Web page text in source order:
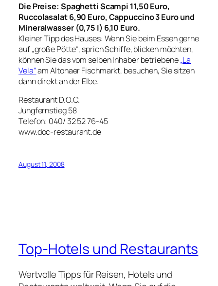
Die Preise: Spaghetti Scampi 11,50 Euro,
Ruccolasalat 6,90 Euro, Cappuccino 3 Euro und
Mineralwasser (0,75 l) 6,10 Euro.
Kleiner Tipp des Hauses: Wenn Sie beim Essen gerne
auf „große Pötte“, sprich Schiffe, blicken möchten,
können Sie das vom selben Inhaber betriebene„La
Vela“am Altonaer Fischmarkt, besuchen, Sie sitzen
dann direkt an der Elbe.
Restaurant D.O.C.
Jungfernstieg 58
Telefon: 040/ 32 52 76-45
www.doc-restaurant.de
August 11, 2008
Top-Hotels und Restaurants
Wertvolle Tipps für Reisen, Hotels und